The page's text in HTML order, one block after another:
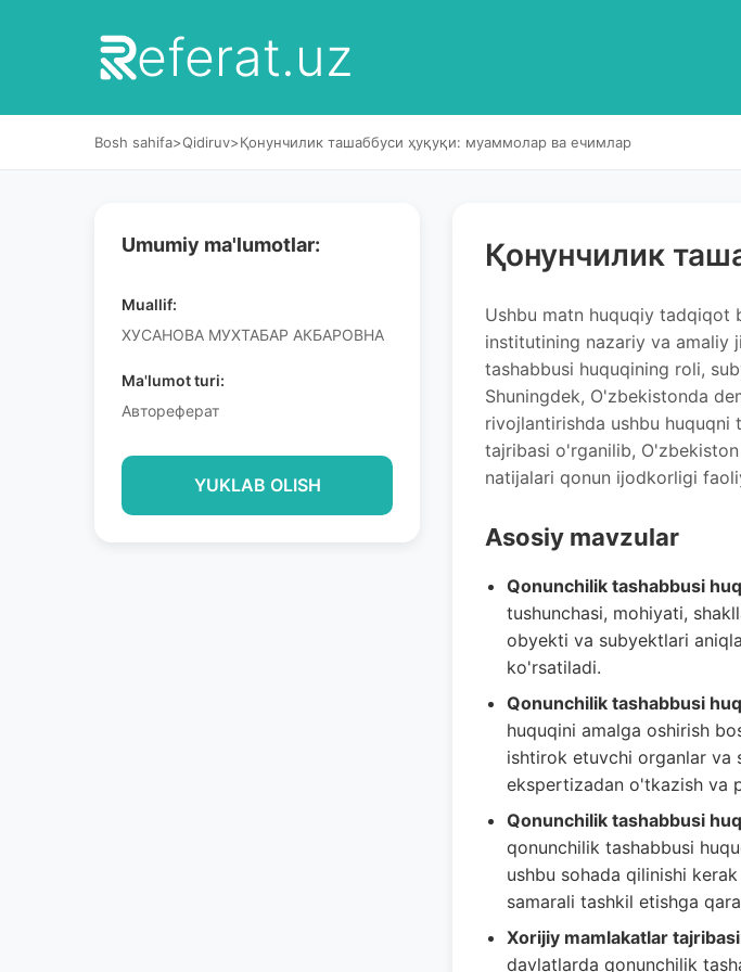
eferat.uz
Bosh sahifa>Qidiruv>Қонунчилик ташаббуси ҳуқуқи: муаммолар ва ечимлар
Umumiy ma'lumotlar:
Muallif:
ХУСАНОВА МУХТАБАР АКБАРОВНА
Ma'lumot turi:
Автореферат
YUKLAB OLISH
Қонунчилик
Ushbu matn huquqiy tadqiqot
institutining nazariy va amaliy
tashabbusi huquqining roli,
Shuningdek, O'zbekistonda
rivojlantirishda ushbu
tajribasi o'rganilib,
natijalari qonun ijodkorligi
Asosiy mavzular
Qonunchilik tashabbusi
tushunchasi, mohiyati,
obyekti va subyektlari
ko'rsatiladi.
Qonunchilik tashabbusi
huquqini amalga oshirish
ishtirok etuvchi organlar va
ekspertizadan o'tkazish va
Qonunchilik tashabbusi
qonunchilik tashabbusi
ushbu sohada qilinishi
samarali tashkil etishga
Xorijiy mamlakatlar
davlatlarda qonunchilik